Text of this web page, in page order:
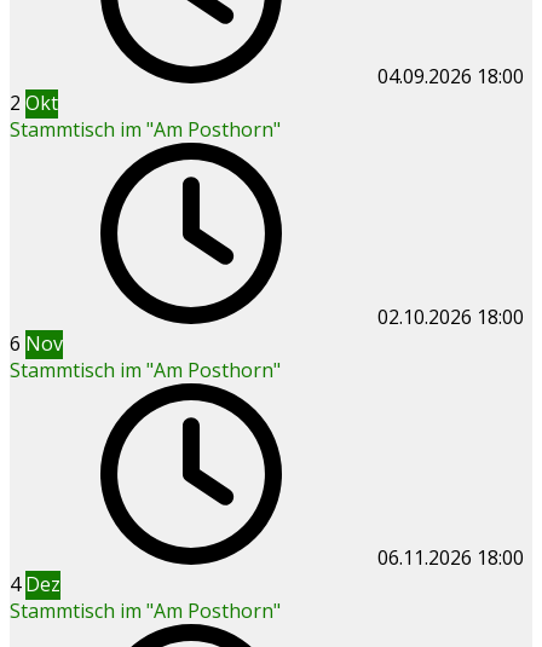
04.09.2026 18:00
2 Okt
Stammtisch im "Am Posthorn"
02.10.2026 18:00
6 Nov
Stammtisch im "Am Posthorn"
06.11.2026 18:00
4 Dez
Stammtisch im "Am Posthorn"